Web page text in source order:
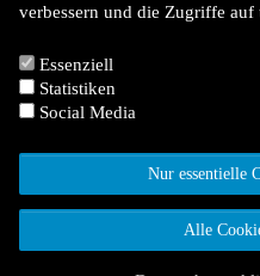
verbessern und die Zugriffe auf
Essenziell
Statistiken
Social Media
Nur essentielle
Alle
Datenschutz
Kontakt
Für Mitglieder